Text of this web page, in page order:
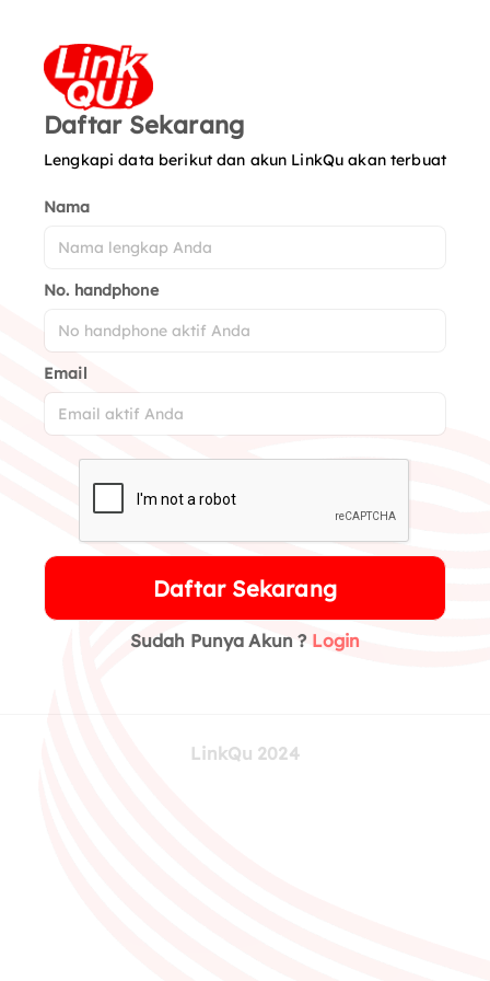
Daftar Sekarang
Lengkapi data berikut dan akun LinkQu akan terbuat
Nama
No. handphone
Email
Daftar Sekarang
Sudah Punya Akun ? Login
LinkQu 2024